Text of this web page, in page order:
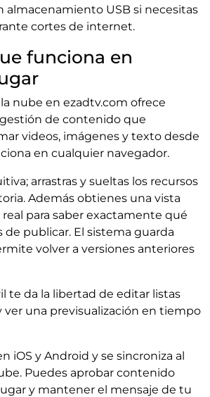
almacenamiento USB si necesitas
cortes de internet.
funciona en
nube en ezadtv.com ofrece
de contenido que
videos, imágenes y texto desde
en cualquier navegador.
arrastras y sueltas los recursos
Además obtienes una vista
para saber exactamente qué
de publicar. El sistema guarda
volver a versiones anteriores
te da la libertad de editar listas
ver una previsualización en tiempo
iOS y Android y se sincroniza al
Puedes aprobar contenido
y mantener el mensaje de tu